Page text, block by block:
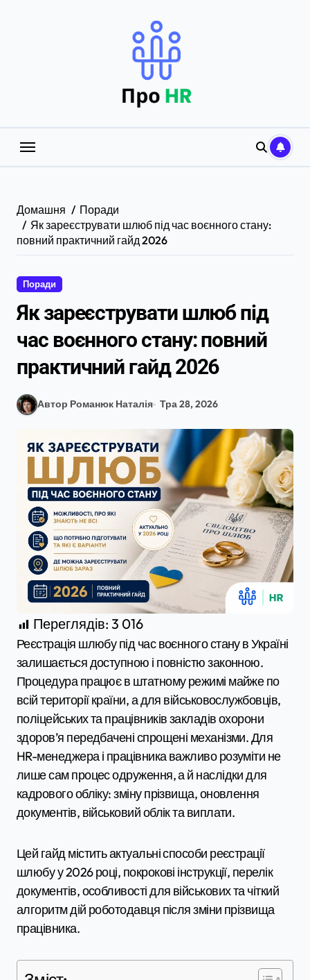
Домашня
Поради
Як зареєструвати шлюб під час воєнного стану:
повний практичний гайд 2026
Поради
Як зареєструвати шлюб під
час воєнного стану: повний
практичний гайд 2026
Автор Романюк Наталія Тра 28, 2026
Переглядів: 3 016
Реєстрація шлюбу під час воєнного стану в Україні
залишається доступною і повністю законною.
Процедура працює в штатному режимі майже по
всій території країни, а для військовослужбовців,
поліцейських та працівників закладів охорони
здоров’я передбачені спрощені механізми. Для
HR-менеджера і працівника важливо розуміти не
лише сам процес одруження, а й наслідки для
кадрового обліку: зміну прізвища, оновлення
документів, військовий облік та виплати.
Цей гайд містить актуальні способи реєстрації
шлюбу у 2026 році, покрокові інструкції, перелік
документів, особливості для військових та чіткий
алгоритм дій роботодавця після зміни прізвища
працівника.